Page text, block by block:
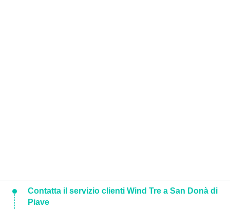
Contatta il servizio clienti Wind Tre a San Donà di
Piave